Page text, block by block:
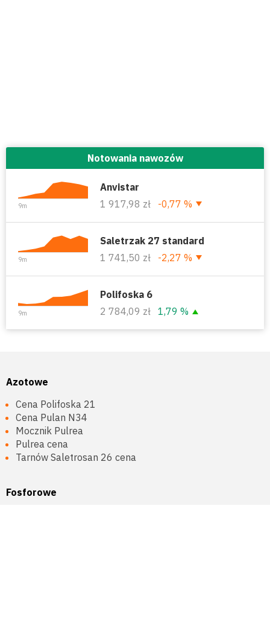
Notowania nawozów
9m
Anvistar
1 917,98 zł
-0,77 %
9m
Saletrzak 27 standard
1 741,50 zł
-2,27 %
9m
Polifoska 6
2 784,09 zł
1,79 %
Azotowe
Cena Polifoska 21
Cena Pulan N34
Mocznik Pulrea
Pulrea cena
Tarnów Saletrosan 26 cena
Fosforowe